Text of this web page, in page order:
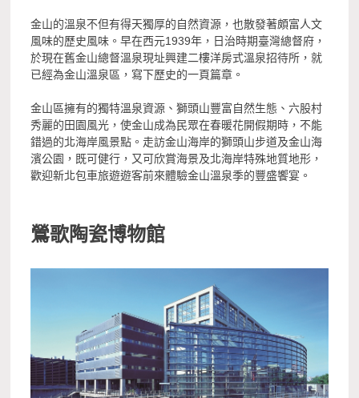
金山的溫泉不但有得天獨厚的自然資源，也散發著頗富人文
風味的歷史風味。早在西元1939年，日治時期臺灣總督府，
於現在舊金山總督溫泉現址興建二樓洋房式溫泉招待所，就
已經為金山溫泉區，寫下歷史的一頁篇章。
金山區擁有的獨特溫泉資源、獅頭山豐富自然生態、六股村
秀麗的田園風光，使金山成為民眾在春暖花開假期時，不能
錯過的北海岸風景點。走訪金山海岸的獅頭山步道及金山海
濱公園，既可健行，又可欣賞海景及北海岸特殊地質地形，
歡迎新北包車旅遊遊客前來體驗金山溫泉季的豐盛饗宴。
鶯歌陶瓷博物館